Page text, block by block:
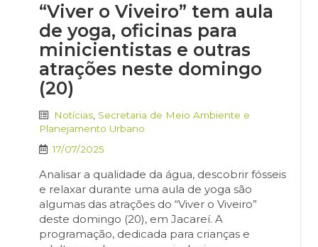
“Viver o Viveiro” tem aula
de yoga, oficinas para
minicientistas e outras
atrações neste domingo
(20)
Notícias Secretaria de Meio Ambiente e
Planejamento Urbano
17/07/2025
Analisar a qualidade da água, descobrir fósseis
e relaxar durante uma aula de yoga são
algumas das atrações do “Viver o Viveiro”
deste domingo (20), em Jacareí. A
programação, dedicada para crianças e